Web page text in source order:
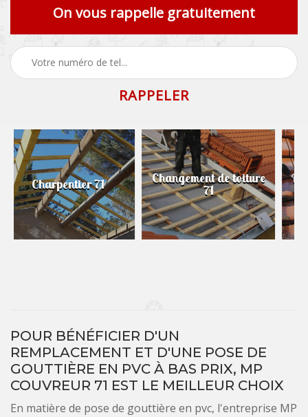
On vous rappelle gratuitement
Changement de toiture
71
Démoussage de toiture
71
POUR BÉNÉFICIER D'UN
REMPLACEMENT ET D'UNE POSE DE
GOUTTIÈRE EN PVC À BAS PRIX, MP
COUVREUR 71 EST LE MEILLEUR CHOIX
En matière de pose de gouttière en pvc, l'entreprise MP